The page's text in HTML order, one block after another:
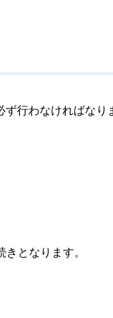
行わなければなり
となります。